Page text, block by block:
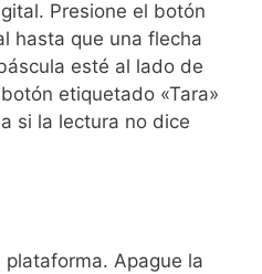
Presione el botón
hasta que una flecha
esté al lado de
etiquetado «Tara»
si la lectura no dice
plataforma. Apague la